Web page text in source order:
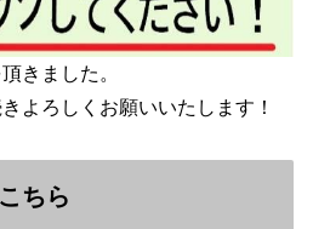
きました。
よろしくお願いいたします！
ちら